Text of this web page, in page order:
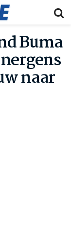
Buma
naar